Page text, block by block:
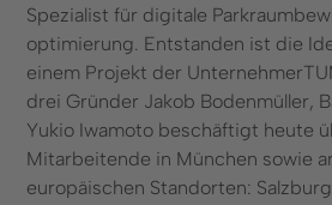
Spezialist für digitale
optimierung. Entstanden ist die
einem Projekt der
drei Gründer Jakob Bodenmüller,
Yukio Iwamoto beschäftigt heute
Mitarbeitende in München sowie
europäischen Standorten: